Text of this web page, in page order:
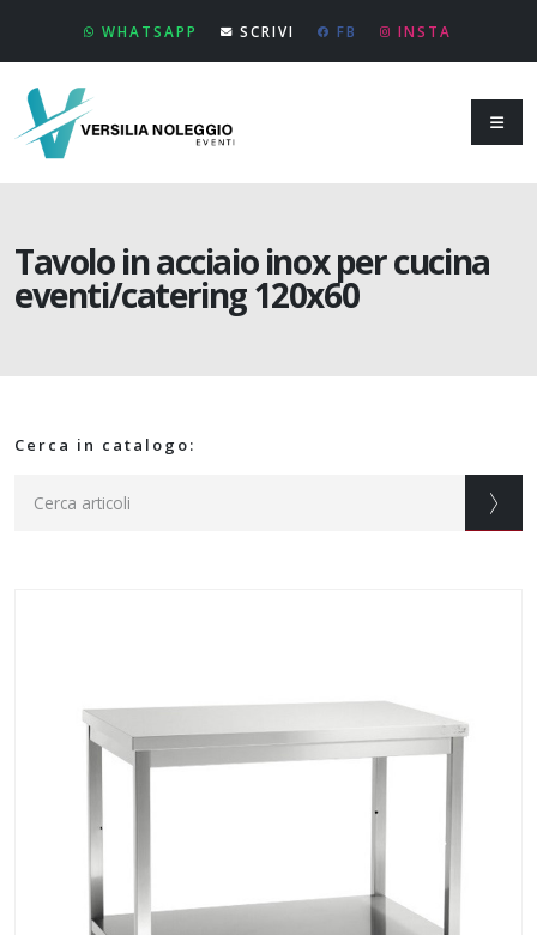
WHATSAPP SCRIVI FB INSTA
Tavolo in acciaio inox per cucina
eventi/catering 120x60
Cerca in catalogo: